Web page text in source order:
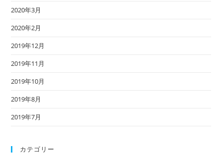
2020年3月
2020年2月
2019年12月
2019年11月
2019年10月
2019年8月
2019年7月
カテゴリー